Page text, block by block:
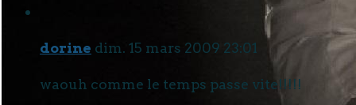
dorine dim. 15 mars 2009 23:01
waouh comme le temps passe vite!!!!!